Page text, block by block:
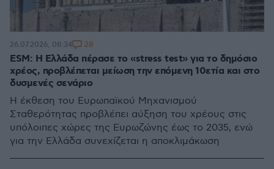
ESM: Η Ελλάδα πέρασε το «stress test» για το δημόσιο
χρέος, προβλέπεται μείωση την επόμενη 10ετία και στο
δυσμενές σενάριο
Η έκθεση του Ευρωπαϊκού Μηχανισμού
Σταθερότητας προβλέπει αύξηση του χρέους στις
υπόλοιπες χώρες της Ευρωζώνης έως το 2035, ενώ
για την Ελλάδα συνεχίζεται η αποκλιμάκωση
26.07.2026, 08:34 28